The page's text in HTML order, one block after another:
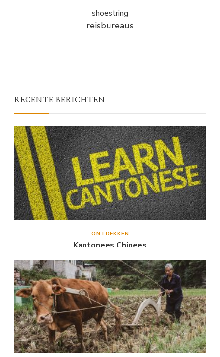
shoestring
reisbureaus
RECENTE BERICHTEN
ONTDEKKEN
Kantonees Chinees